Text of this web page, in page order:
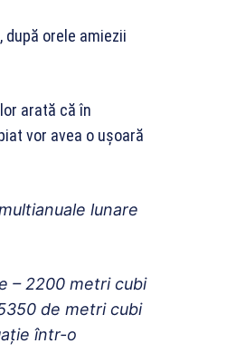
orele amiezii
arată că în
vor avea o ușoară
lunare
– 2200 metri cubi
de metri cubi
într-o